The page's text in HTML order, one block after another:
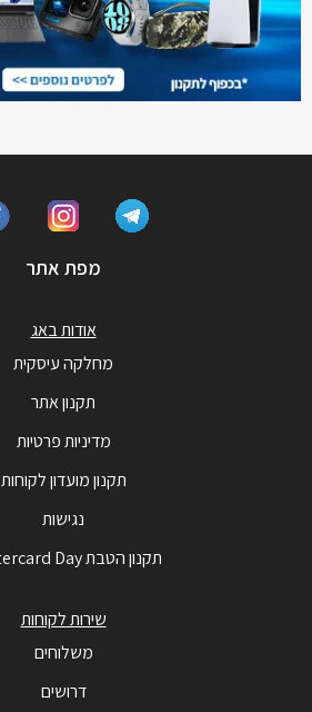
מפת אתר
אודות באג
מחלקה עיסקית
תקנון אתר
מדיניות פרטיות
תקנון מועדון לקוחות
נגישות
תקנון הטבת Mastercard Day
שירות לקוחות
משלוחים
דרושים